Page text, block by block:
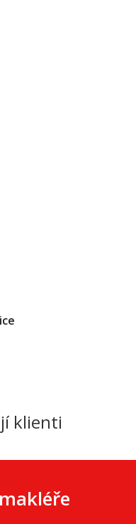
klienti